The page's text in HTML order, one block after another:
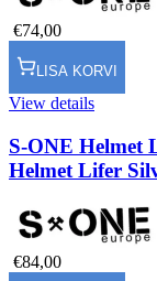
€74,00
LISA KORVI
View details
S-ONE Helmet
Helmet Lifer
€84,00